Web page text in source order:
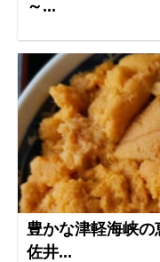
～...
豊かな津軽海峡
佐井...